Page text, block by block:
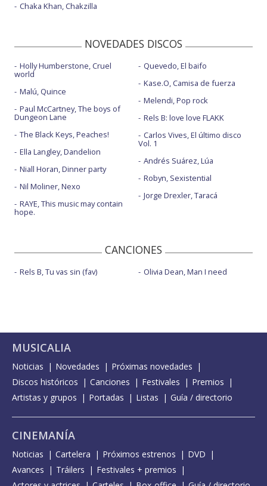
Chaka Khan, Chakzilla
NOVEDADES DISCOS
Holly Humberstone, Cruel
world
Malú, Quince
Paul McCartney, The boys of
Dungeon Lane
The Black Keys, Peaches!
Ella Langley, Dandelion
Niall Horan, Dinner party
Nil Moliner, Nexo
RAYE, This music may contain
hope.
Quevedo, El baifo
Kase.O, Camisa de fuerza
Melendi, Pop rock
Rels B: love love FLAKK
Carlos Vives, El último disco
Vol. 1
Andrés Suárez, Lúa
Robyn, Sexistential
Jorge Drexler, Taracá
CANCIONES
Rels B, Tu vas sin (fav) Olivia Dean, Man I need
MUSICALIA
Noticias Novedades
Próximas novedades
Discos históricos
Canciones Festivales
Premios
Artistas y grupos
Portadas Listas Guía / directorio
CINEMANÍA
Noticias Cartelera Próximos estrenos
DVD
Avances
Tráilers
Festivales + premios